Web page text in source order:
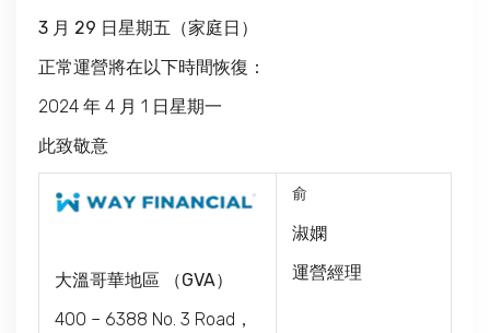
3 月 29 日星期五（家庭日）
正常運營將在以下時間恢復：
2024 年 4 月 1 日星期一
此致敬意
大溫哥華地區 （GVA）
400 – 6388 No. 3 Road，
俞
淑嫻
運營經理